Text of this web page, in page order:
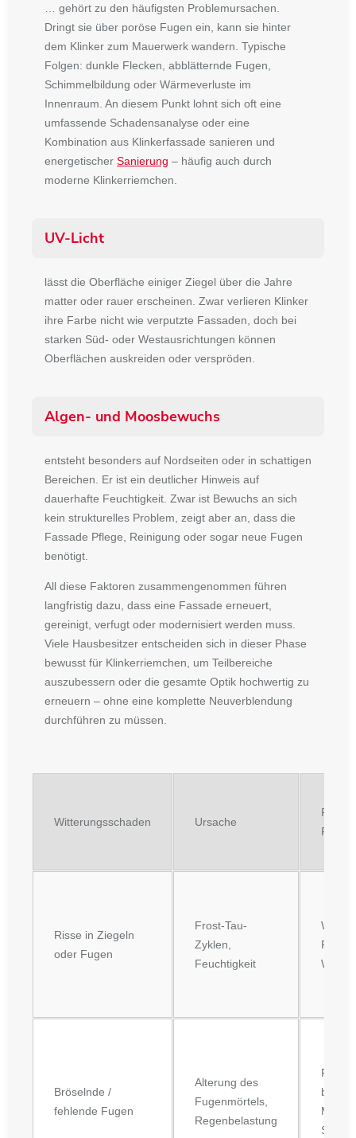
… gehört zu den häufigsten Problemursachen.
Dringt sie über poröse Fugen ein, kann sie hinter
dem Klinker zum Mauerwerk wandern. Typische
Folgen: dunkle Flecken, abblätternde Fugen,
Schimmelbildung oder Wärmeverluste im
Innenraum. An diesem Punkt lohnt sich oft eine
umfassende Schadensanalyse oder eine
Kombination aus Klinkerfassade sanieren und
energetischer Sanierung – häufig auch durch
moderne Klinkerriemchen.
UV-Licht
lässt die Oberfläche einiger Ziegel über die Jahre
matter oder rauer erscheinen. Zwar verlieren Klinker
ihre Farbe nicht wie verputzte Fassaden, doch bei
starken Süd- oder Westausrichtungen können
Oberflächen auskreiden oder verspröden.
Algen- und Moosbewuchs
entsteht besonders auf Nordseiten oder in schattigen
Bereichen. Er ist ein deutlicher Hinweis auf
dauerhafte Feuchtigkeit. Zwar ist Bewuchs an sich
kein strukturelles Problem, zeigt aber an, dass die
Fassade Pflege, Reinigung oder sogar neue Fugen
benötigt.
All diese Faktoren zusammengenommen führen
langfristig dazu, dass eine Fassade erneuert,
gereinigt, verfugt oder modernisiert werden muss.
Viele Hausbesitzer entscheiden sich in dieser Phase
bewusst für Klinkerriemchen, um Teilbereiche
auszubessern oder die gesamte Optik hochwertig zu
erneuern – ohne eine komplette Neuverblendung
durchführen zu müssen.
Witterungsschaden Ursache
Risse in Ziegeln
oder Fugen
Frost-Tau-
Zyklen,
Feuchtigkeit
Bröselnde /
fehlende Fugen
Alterung des
Fugenmörtels,
Regenbelastung
bis ins